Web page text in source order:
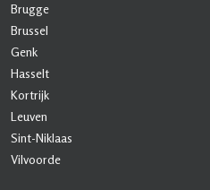
Brugge
Brussel
Genk
Hasselt
Kortrijk
Leuven
Sint-Niklaas
Vilvoorde